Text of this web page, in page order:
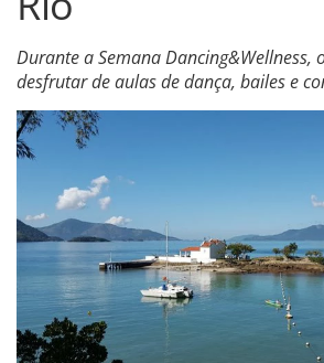
Durante a Semana Dancing&Wellness,
desfrutar de aulas de dança, bailes e